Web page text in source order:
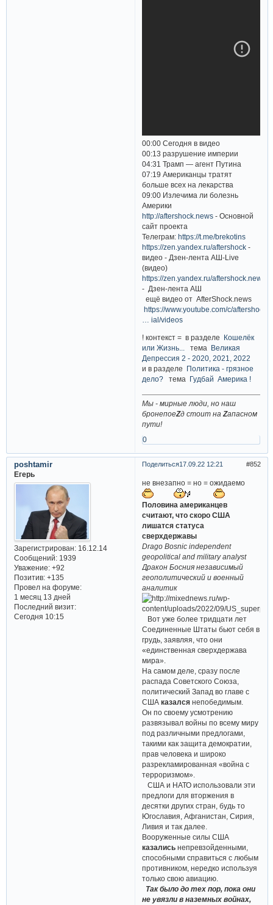
00:00 Сегодня в видео
00:13 разрушение империи
04:31 Трамп — агент Путина
07:19 Американцы тратят
больше всех на лекарства
09:00 Излечима ли болезнь
Америки
http://aftershock.news - Основной
сайт проекта
Телеграм: https://t.me/brekotins
https://zen.yandex.ru/aftershock -
видео - Дзен-лента АШ-Live
(видео)
https://zen.yandex.ru/aftershock.news
- Дзен-лента АШ
ещё видео от AfterShock.news
https://www.youtube.com/c/
… ial/videos
! контекст = в разделе Кошелёк
или Жизнь...
тема Великая
Депрессия 2 - 2020, 2021, 2022
и в разделе Политика - грязное
дело? тема Гудбай Америка !
Мы - мирные люди, но наш
бронепоеZд стоит на Zапасном
пути!
0
Поделиться 852
17.09.22 12:21
poshtamir
Егерь
Зарегистрирован: 16.12.14
Сообщений:1939
Уважение: +92
Позитив: +135
Провел на форуме:
1 месяц 13 дней
Последний визит:
Сегодня 10:15
не внезапно = но = ожидаемо
Половина американцев
считают, что скоро США
лишатся статуса
сверхдержавы
Drago Bosnic independent
geopolitical and military analyst
Дракон Босния независимый
геополитический и военный
аналитик
Вот уже более тридцати лет
Соединенные Штаты бьют себя в
грудь, заявляя, что они
«единственная сверхдержава
мира».
На самом деле, сразу после
распада Советского Союза,
политический Запад во главе с
СШАказался непобедимым.
Он по своему усмотрению
развязывал войны по всему миру
под различными предлогами,
такими как защита демократии,
прав человека и широко
разрекламированная «война с
терроризмом».
США и НАТО использовали эти
предлоги для вторжения в
десятки других стран, будь то
Югославия, Афганистан, Сирия,
Ливия и так далее.
Вооруженные силы США
казались непревзойденными,
способными справиться с любым
противником, нередко используя
только свою авиацию.
Так было до тех пор, пока они
не увязли в наземных войнах,